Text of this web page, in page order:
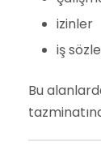
izinler
iş
Bu